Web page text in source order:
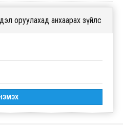
оруулахад анхаарах зүйлс